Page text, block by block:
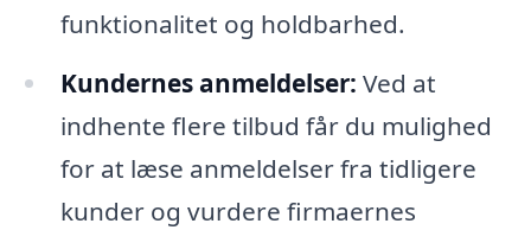
funktionalitet og holdbarhed.
Kundernes anmeldelser: Ved at
indhente flere tilbud får du mulighed
for at læse anmeldelser fra tidligere
kunder og vurdere firmaernes